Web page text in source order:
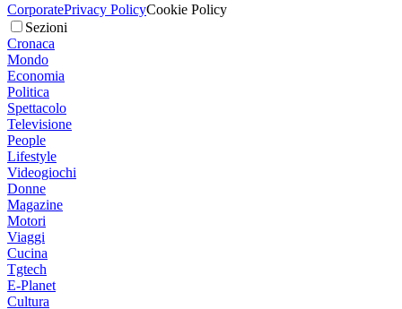
CorporatePrivacy PolicyCookie Policy
Sezioni
Cronaca
Mondo
Economia
Politica
Spettacolo
Televisione
People
Lifestyle
Videogiochi
Donne
Magazine
Motori
Viaggi
Cucina
Tgtech
E-Planet
Cultura